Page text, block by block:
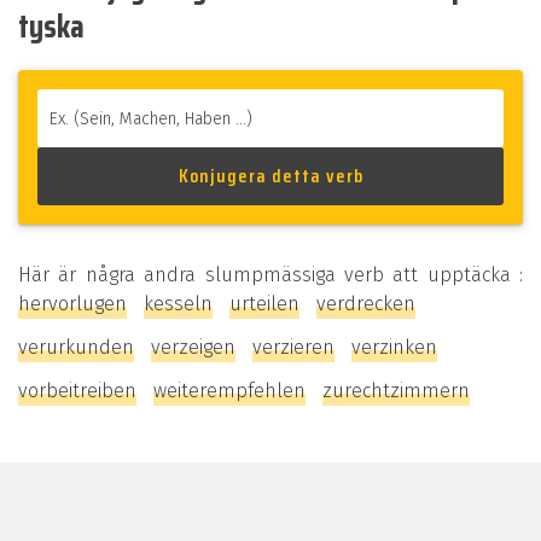
tyska
Här är några andra slumpmässiga verb att upptäcka :
hervorlugen
kesseln urteilen
verdrecken
verurkunden
verzeigen verzieren
verzinken
vorbeitreiben
weiterempfehlen zurechtzimmern